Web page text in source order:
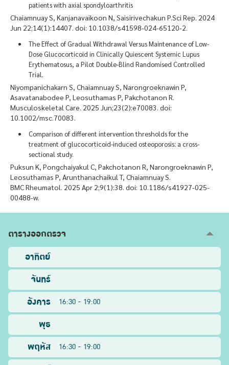
patients with axial spondyloarthritis
Chaiamnuay S, Kanjanavaikoon N, Saisirivechakun P.Sci Rep. 2024
Jun 22;14(1):14407. doi: 10.1038/s41598-024-65120-2.
The Effect of Gradual Withdrawal Versus Maintenance of Low-
Dose Glucocorticoid in Clinically Quiescent Systemic Lupus
Erythematosus, a Pilot Double-Blind Randomised Controlled
Trial.
Niyompanichakarn S, Chaiamnuay S, Narongroeknawin P,
Asavatanabodee P, Leosuthamas P, Pakchotanon R.
Musculoskeletal Care. 2025 Jun;23(2):e70083. doi:
10.1002/msc.70083.
Comparison of different intervention thresholds for the
treatment of glucocorticoid-induced osteoporosis: a cross-
sectional study.
Puksun K, Pongchaiyakul C, Pakchotanon R, Narongroeknawin P,
Leosuthamas P, Arunthanachaikul T, Chaiamnuay S.
BMC Rheumatol. 2025 Apr 2;9(1):38. doi: 10.1186/s41927-025-
00488-w.
ตารางออกตรวจ
อาทิตย์
จันทร์
อังคาร
16:30 - 19:00
พุธ
พฤหัส
16:30 - 19:00